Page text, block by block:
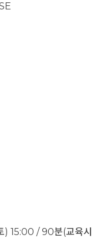
) 15:00 / 90분(교육시